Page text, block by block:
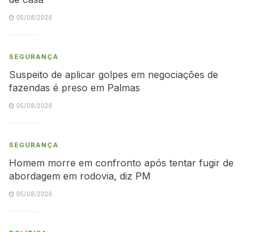
05/08/2026
SEGURANÇA
Suspeito de aplicar golpes em negociações de
fazendas é preso em Palmas
05/08/2026
SEGURANÇA
Homem morre em confronto após tentar fugir de
abordagem em rodovia, diz PM
05/08/2026